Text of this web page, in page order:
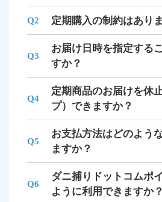
Q2 定期購入の制約はあり
Q3
お届け日時を指定する
すか？
Q4
定期商品のお届けを休
プ）できますか？
Q5
お支払方法はどのよう
ますか？
Q6
ダニ捕りドットコムポ
ように利用できますか？